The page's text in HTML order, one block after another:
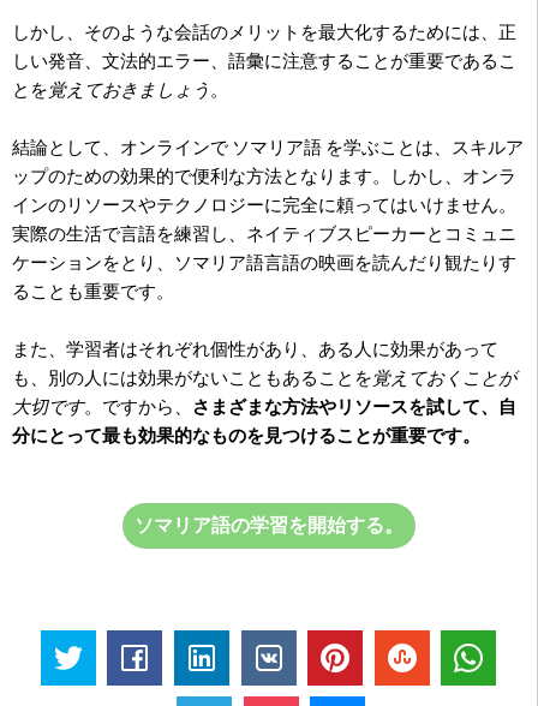
しかし、そのような会話のメリットを最大化するためには、正
しい発音、文法的エラー、語彙に注意することが重要であるこ
とを覚えておきましょう 。
結論として、オンラインで ソマリア語 を学ぶことは、スキルア
ップのための効果的で便利な方法となります。しかし、オンラ
インのリソースやテクノロジーに完全に頼ってはいけません。
実際の生活で言語を練習し、ネイティブスピーカーとコミュニ
ケーションをとり、ソマリア語言語の映画を読んだり観たりす
ることも重要です。
また、学習者はそれぞれ個性があり、ある人に効果があって
も、別の人には効果がないこともあることを覚えておくことが
大切です。ですから、
さまざまな方法やリソースを試して、自
分にとって最も効果的なものを見つけることが重要です。
ソマリア語の学習を開始する。